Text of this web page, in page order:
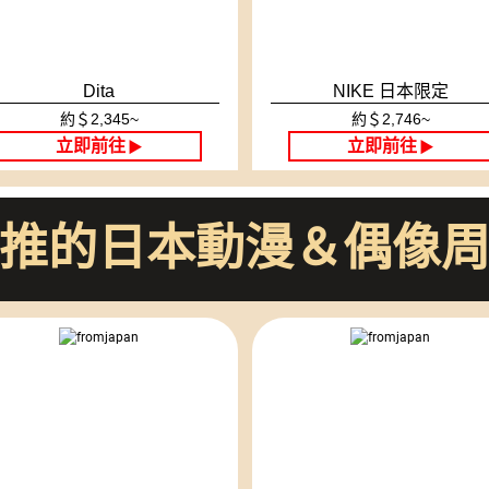
Dita
約＄2,345~
立即前往 ▶
NIKE 日本限定
約＄2,746~
立即前往 ▶
的日本動漫＆偶像